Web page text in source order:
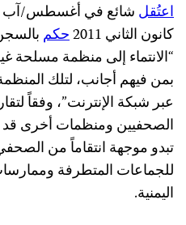
اعتُقل
كانون الثاني 2011
حكم
“الانتماء إلى منظمة مسلحة
بمن فيهم أجانب، لتلك
عبر شبكة الإنترنت”، وفقاً
الصحفيين ومنظمات أخرى قد
تبدو موجهة انتقاماً من
للجماعات المتطرفة
اليمنية.